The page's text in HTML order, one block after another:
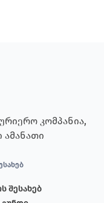
კომპანია,
შესახებ